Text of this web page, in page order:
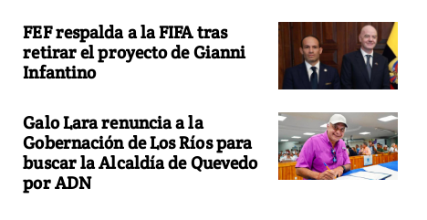
FEF respalda a la FIFA tras
retirar el proyecto de Gianni
Infantino
Galo Lara renuncia a la
Gobernación de Los Ríos para
buscar la Alcaldía de Quevedo
por ADN